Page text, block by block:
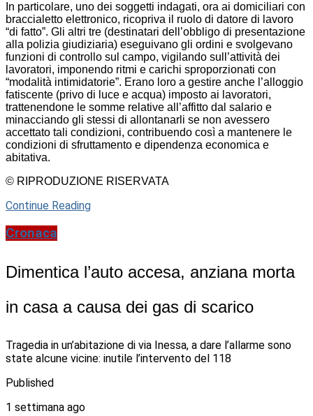
In particolare, uno dei soggetti indagati, ora ai domiciliari con
braccialetto elettronico, ricopriva il ruolo di datore di lavoro
“di fatto”. Gli altri tre (destinatari dell’obbligo di presentazione
alla polizia giudiziaria) eseguivano gli ordini e svolgevano
funzioni di controllo sul campo, vigilando sull’attività dei
lavoratori, imponendo ritmi e carichi sproporzionati con
“modalità intimidatorie”. Erano loro a gestire anche l’alloggio
fatiscente (privo di luce e acqua) imposto ai lavoratori,
trattenendone le somme relative all’affitto dal salario e
minacciando gli stessi di allontanarli se non avessero
accettato tali condizioni, contribuendo così a mantenere le
condizioni di sfruttamento e dipendenza economica e
abitativa.
© RIPRODUZIONE RISERVATA
Continue Reading
Cronaca
Dimentica l’auto accesa, anziana morta
in casa a causa dei gas di scarico
Tragedia in un’abitazione di via Inessa, a dare l’allarme sono
state alcune vicine: inutile l’intervento del 118
Published
1 settimana ago